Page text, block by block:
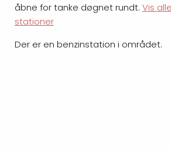
åbne for tanke døgnet rundt. Vis
stationer
Der er en benzinstation i området.